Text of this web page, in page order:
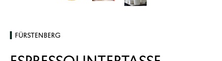
FÜRSTENBERG